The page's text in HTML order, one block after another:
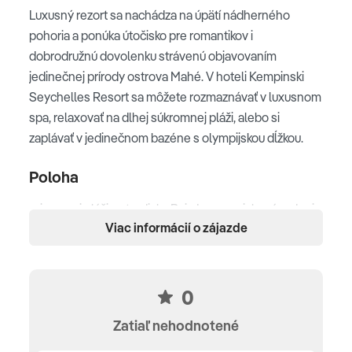
Luxusný rezort sa nachádza na úpätí nádherného
pohoria a ponúka útočisko pre romantikov i
dobrodružnú dovolenku strávenú objavovaním
jedinečnej prírody ostrova Mahé. V hoteli Kempinski
Seychelles Resort sa môžete rozmaznávať v luxusnom
spa, relaxovať na dlhej súkromnej pláži, alebo si
zaplávať v jedinečnom bazéne s olympijskou dĺžkou.
Poloha
priamo pri pláži v stredisku Baie Lazare v juhozápadnej
časti ostrova Mahé • cca 30 min. jazdy od
Viac informácií o zájazde
0
Zatiaľ nehodnotené